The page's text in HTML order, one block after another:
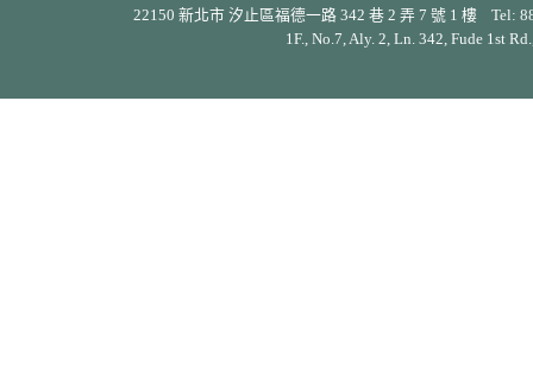
22150 新北市 汐止區福德一路 342 巷 2 弄 7 號 1 樓 Tel:
1F., No.7, Aly. 2, Ln. 342, Fude 1st